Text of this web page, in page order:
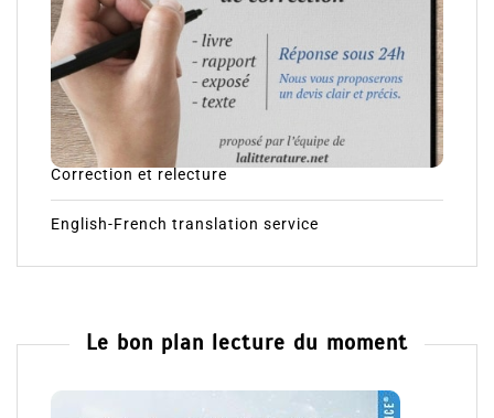
Correction et relecture
English-French translation service
Le bon plan lecture du moment